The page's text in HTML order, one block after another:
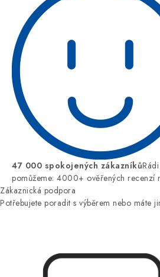
47 000 spokojených zákazníků
pomůžeme: 4000+ ověřených recenzí
Zákaznická podpora
Potřebujete poradit s výběrem nebo máte